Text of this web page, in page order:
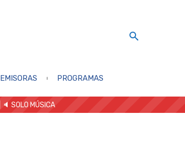
EMISORAS PROGRAMAS
🔈 SOLO MÚSICA